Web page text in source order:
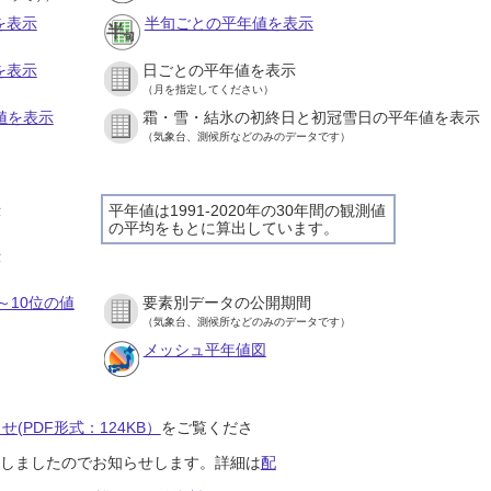
表示 半旬ごとの平年値を表示
表示 日ごとの平年値を表示
（月を指定してください）
を表示 霜・雪・結氷の初終日と初冠雪日の平年値を表示
（気象台、測候所などのみのデータです）
平年値は1991-2020年の30年間の観測値
の平均をもとに算出しています。
10位の値 要素別データの公開期間
（気象台、測候所などのみのデータです）
メッシュ平年値図
(PDF形式：124KB） をご覧くださ
ましたのでお知らせします。詳細は配